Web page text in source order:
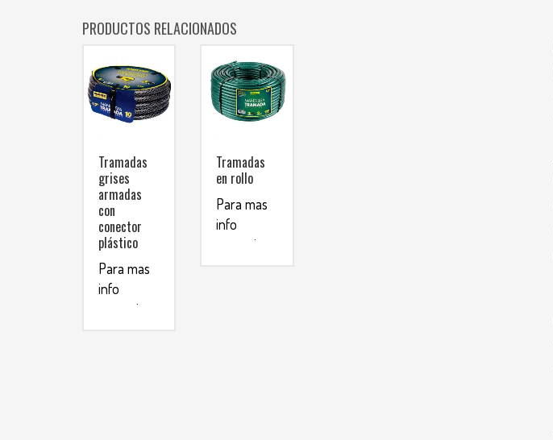
PRODUCTOS RELACIONADOS
Tramadas
grises
armadas
con
conector
plástico
Para mas
info
comunicarse
Tramadas
en rollo
Para mas
info
comunicarse